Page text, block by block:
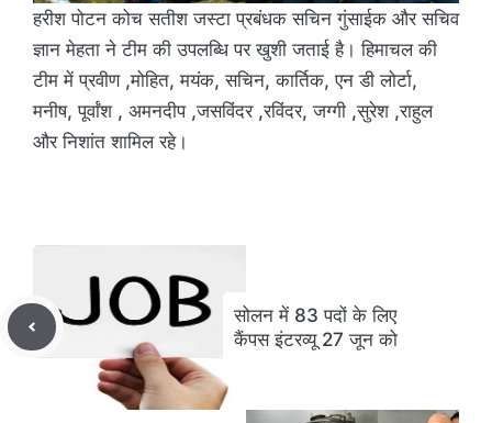
हरीश पोटन कोच सतीश जस्टा प्रबंधक सचिन गुंसाईक और सचिव
ज्ञान मेहता ने टीम की उपलब्धि पर खुशी जताई है। हिमाचल की
टीम में प्रवीण ,मोहित, मयंक, सचिन, कार्तिक, एन डी लोर्टा,
मनीष, पूर्वांश , अमनदीप ,जसविंदर ,रविंदर, जग्गी ,सुरेश ,राहुल
और निशांत शामिल रहे।
सोलन में 83 पदों के लिए
कैंपस इंटरव्यू 27 जून को